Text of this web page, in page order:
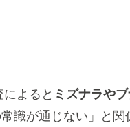
よると ミズナラや
識が通じない」と